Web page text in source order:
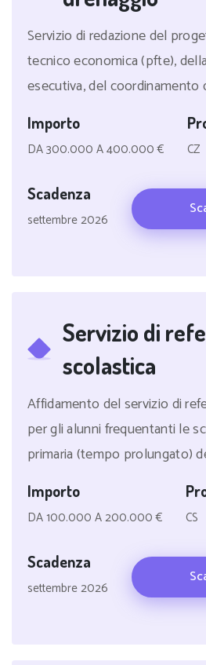
Servizio di redazione del
tecnico economica (pfte),
esecutiva, del coordinamento
Importo
DA 300.000 A 400.000 € CZ
Scadenza
settembre 2026
Servizio di
scolastica
Affidamento del servizio di
per gli alunni frequentanti le
primaria (tempo prolungato)
Importo
DA 100.000 A 200.000 € CS
Scadenza
settembre 2026